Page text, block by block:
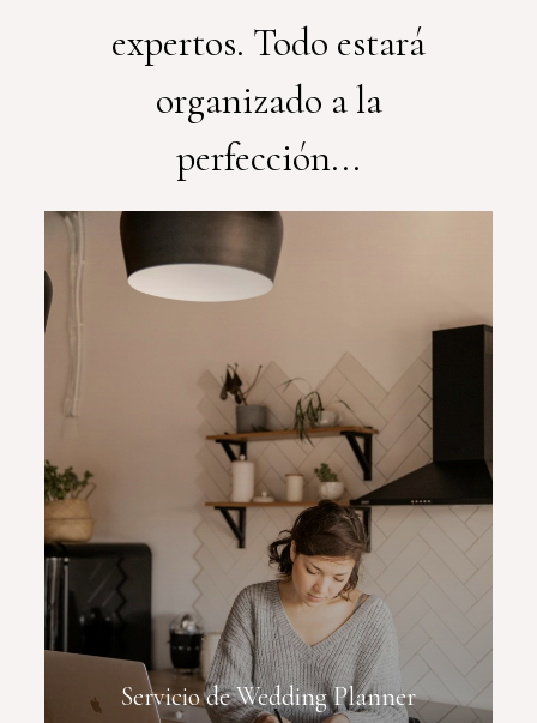
expertos. Todo estará
organizado a la
perfección...
Servicio de Wedding Planner